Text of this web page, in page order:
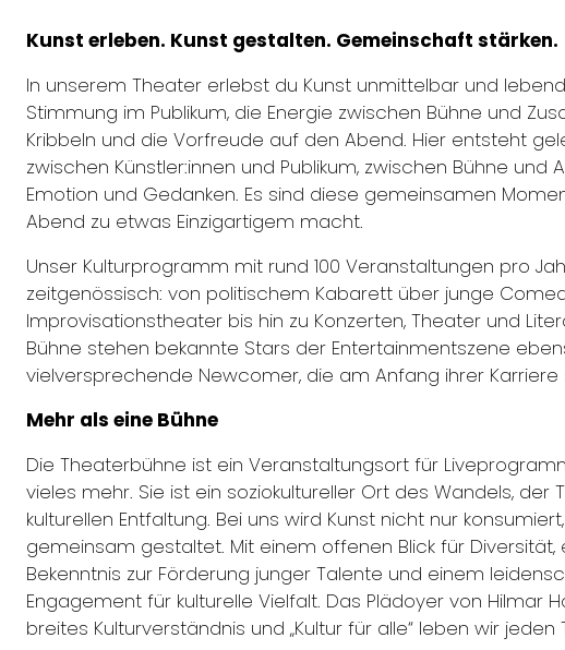
Kunst erleben. Kunst gestalten. Gemeinschaft stärken.
In unserem Theater erlebst du Kunst unmittelbar und
Stimmung im Publikum, die Energie zwischen Bühne und
Kribbeln und die Vorfreude auf den Abend. Hier entsteht
zwischen Künstler:innen und Publikum, zwischen Bühne und
Emotion und Gedanken. Es sind diese gemeinsamen
Abend zu etwas Einzigartigem macht.
Unser Kulturprogramm mit rund 100 Veranstaltungen pro
zeitgenössisch: von politischem Kabarett über junge
Improvisationstheater bis hin zu Konzerten, Theater und
Bühne stehen bekannte Stars der Entertainmentszene
vielversprechende Newcomer, die am Anfang ihrer Karriere
Mehr als eine Bühne
Die Theaterbühne ist ein Veranstaltungsort für
vieles mehr. Sie ist ein soziokultureller Ort des Wandels, der
kulturellen Entfaltung. Bei uns wird Kunst nicht nur
gemeinsam gestaltet. Mit einem offenen Blick für Diversität,
Bekenntnis zur Förderung junger Talente und einem
Engagement für kulturelle Vielfalt. Das Plädoyer von Hilmar
breites Kulturverständnis und „Kultur für alle“ leben wir jeden